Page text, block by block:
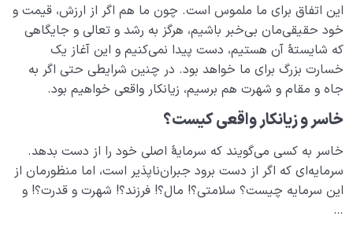
دارد؟
چه کسانی دچار خسران می‌ شوند و چه کسانی از آن نجات
می‌ یابند؟
خودشناسی و تعیین اولویت ها؛ رابطه ای که ما را به هدف
خلقت می رساند
غفلت در اولویت بندی چگونه اتفاق می افتد؟ ملاک
تشخیص آن چیست؟
مبنای عشق و نفرت و حب و بغض‌ ما نسبت به دیگران چه
این اتفاق برای ما ملموس است. چون ما هم اگر از ارزش، قیمت و
خود حقیقی‌مان بی‌خبر باشیم، هرگز به رشد و تعالی و جایگاهی
که شایستۀ آن هستیم، دست پیدا نمی‌کنیم و این آغاز یک
خسارت بزرگ برای ما خواهد بود. در چنین شرایطی حتی اگر به
جاه و مقام و شهرت هم برسیم، زیانکار واقعی خواهیم بود.
خاسر و زیانکار واقعی کیست؟
خاسر به کسی می‌گویند که سرمایۀ اصلی خود را از دست بدهد.
سرمایه‌ای که اگر از دست برود جبران‌ناپذیر است، اما منظورمان از
این سرمایه چیست؟ سلامتی؟! مال؟! فرزند؟! شهرت و قدرت؟! و
…